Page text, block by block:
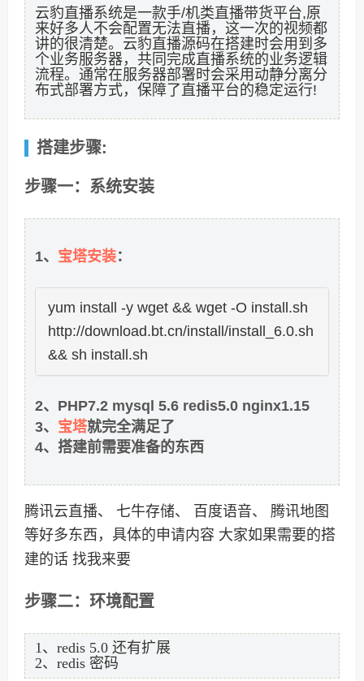
云豹直播系统是一款手/机类直播带货平台,原
来好多人不会配置无法直播，这一次的视频都
讲的很清楚。云豹直播源码在搭建时会用到多
个业务服务器，共同完成直播系统的业务逻辑
流程。通常在服务器部署时会采用动静分离分
布式部署方式，保障了直播平台的稳定运行!
搭建步骤:
步骤一：系统安装
1、 宝塔安装：
yum install -y wget && wget -O install.sh
http://download.bt.cn/install/install_6.0.sh
&& sh install.sh
2、PHP7.2 mysql 5.6 redis5.0 nginx1.15
3、 宝塔就完全满足了
4、搭建前需要准备的东西
腾讯云直播、 七牛存储、 百度语音、 腾讯地图
等好多东西，具体的申请内容 大家如果需要的搭
建的话 找我来要
步骤二：环境配置
1、redis 5.0 还有扩展
2、redis 密码